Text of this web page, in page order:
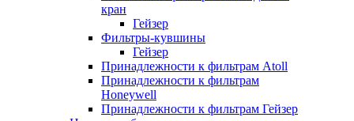
кран
Гейзер
Фильтры-кувшины
Гейзер
Принадлежности к фильтрам Atoll
Принадлежности к фильтрам
Honeywell
Принадлежности к фильтрам Гейзер